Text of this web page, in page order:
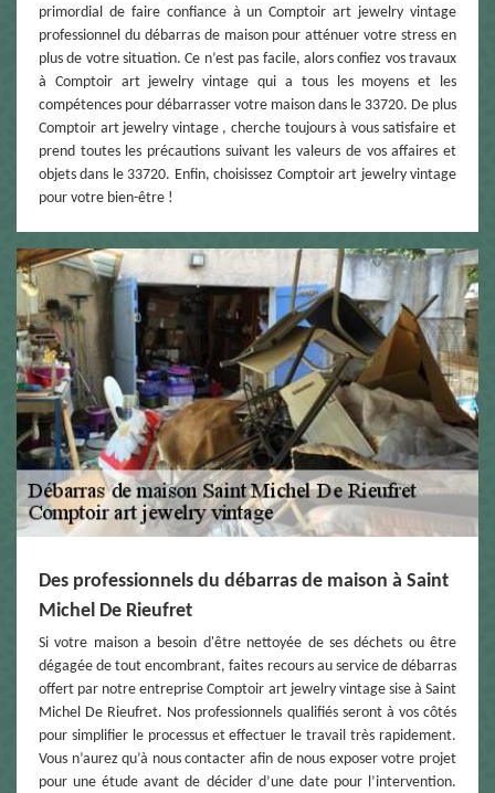
primordial de faire confiance à un Comptoir art jewelry vintage
professionnel du débarras de maison pour atténuer votre stress en
plus de votre situation. Ce n’est pas facile, alors confiez vos travaux
à Comptoir art jewelry vintage qui a tous les moyens et les
compétences pour débarrasser votre maison dans le 33720. De plus
Comptoir art jewelry vintage , cherche toujours à vous satisfaire et
prend toutes les précautions suivant les valeurs de vos affaires et
objets dans le 33720. Enfin, choisissez Comptoir art jewelry vintage
pour votre bien-être !
Des professionnels du débarras de maison à Saint
Michel De Rieufret
Si votre maison a besoin d'être nettoyée de ses déchets ou être
dégagée de tout encombrant, faites recours au service de débarras
offert par notre entreprise Comptoir art jewelry vintage sise à Saint
Michel De Rieufret. Nos professionnels qualifiés seront à vos côtés
pour simplifier le processus et effectuer le travail très rapidement.
Vous n’aurez qu’à nous contacter afin de nous exposer votre projet
pour une étude avant de décider d’une date pour l’intervention.